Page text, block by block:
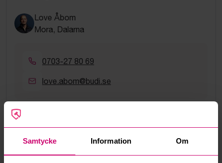
Samtycke Information Om
Love Åbom
Mora, Dalarna
0703-27 80 69
love.abom@budi.se
Vanliga frågor och svar